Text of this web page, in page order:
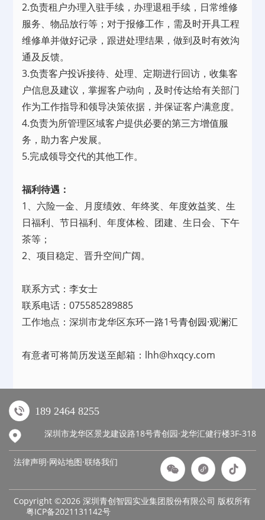
2.负责租户办理入驻手续，办理退租手续，日常维修
服务、物品放行等；对于报修工作，需及时开具工程
维修单并做好记录，跟进处理结果，做到及时有效沟
通及反馈。
3.负责客户投诉接待、处理、定期进行回访，收集客
户信息及建议，掌握客户动向，及时传达给有关部门
作为工作指导和领导决策依据，并保证客户满意度。
4.负责为所管理区域客户提供必要的第三方增值服
务，助力客户发展。
5.完成领导交代的其他工作。
福利待遇：
1、六险一金、月度绩效、年终奖、年度效益奖、生
日福利、节日福利、年度体检、团建、生日会、下午
茶等；
2、项目稳定、晋升空间广阔。
联系方式：李女士
联系电话：075585289885
工作地点：深圳市龙华区东环一路1号青创园·观澜汇
有意者可将简历发送至邮箱：lhh@hxqcy.com
189 2464 8255
深圳市龙华区景龙建设路18号青创园·龙华汇健行楼3F-318
法律声明·网站地图·联络我们
Copyright ©2026 深圳青创智园实业集团股份有限公司 版权所有
粤ICP备2021131142号